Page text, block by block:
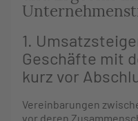
1.
Geschäfte mit
kurz vor
Vereinbarungen
vor deren